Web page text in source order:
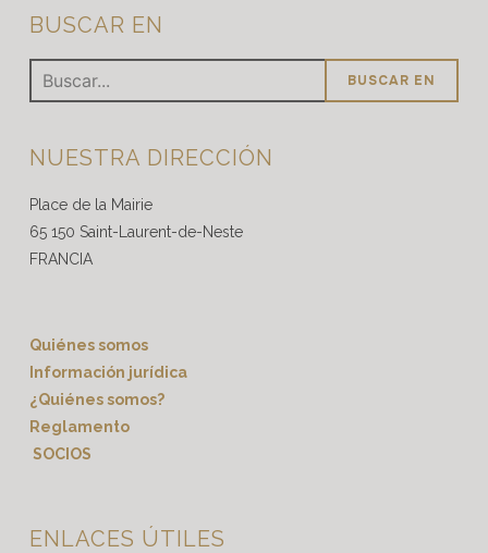
BUSCAR EN
Búsqueda
de
NUESTRA DIRECCIÓN
Place de la Mairie
65 150 Saint-Laurent-de-Neste
FRANCIA
Quiénes somos
Información jurídica
¿Quiénes somos?
Reglamento
SOCIOS
ENLACES ÚTILES